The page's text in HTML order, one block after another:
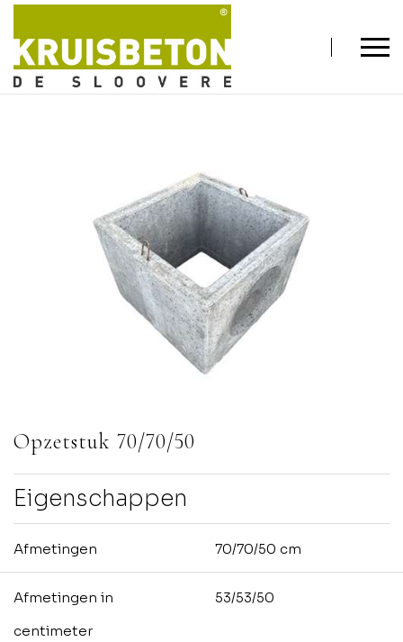
Opzetstuk 70/70/50
Eigenschappen
Afmetingen 70/70/50 cm
Afmetingen in
centimeter
53/53/50